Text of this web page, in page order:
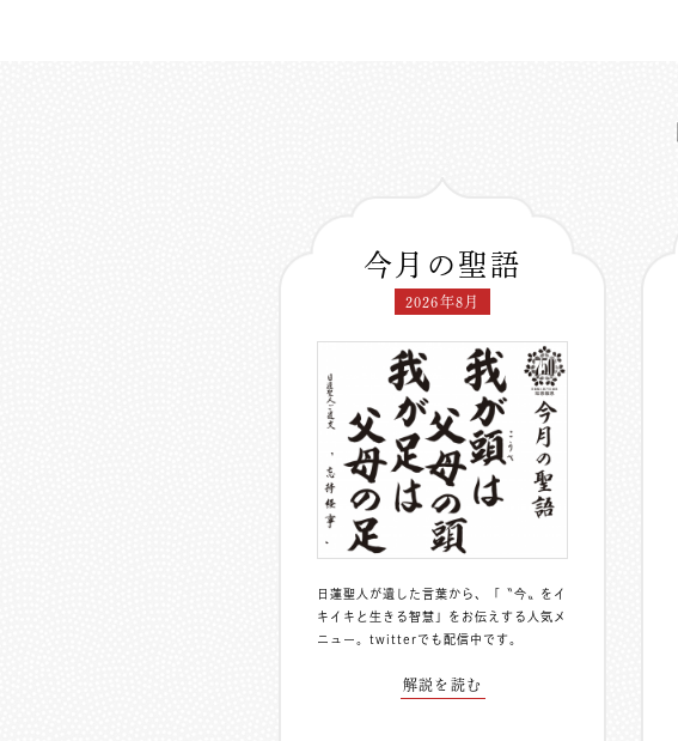
今月の聖語
2026年8月
日蓮聖人が遺した言葉から、「〝今〟をイ
キイキと生きる智慧」をお伝えする人気メ
ニュー。 twitterでも配信中 です。
解説を読む